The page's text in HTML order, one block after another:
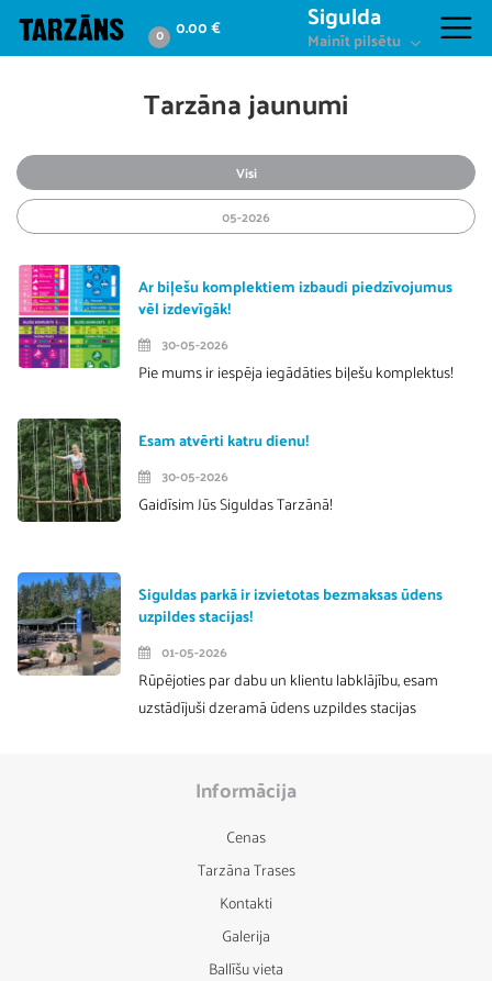
Sigulda
Mainīt pilsētu
0 0.00 €
Tarzāna jaunumi
Visi
05-2026
Ar biļešu komplektiem izbaudi piedzīvojumus
vēl izdevīgāk!
30-05-2026
Pie mums ir iespēja iegādāties biļešu komplektus!
Esam atvērti katru dienu!
30-05-2026
Gaidīsim Jūs Siguldas Tarzānā!
Siguldas parkā ir izvietotas bezmaksas ūdens
uzpildes stacijas!
01-05-2026
Rūpējoties par dabu un klientu labklājību, esam
uzstādījuši dzeramā ūdens uzpildes stacijas
Informācija
Cenas
Tarzāna Trases
Kontakti
Galerija
Ballīšu vieta